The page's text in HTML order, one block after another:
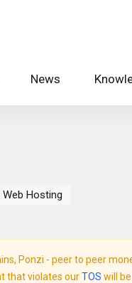
News
Hosting
Ponzi - peer to peer
that violates ourTOS will